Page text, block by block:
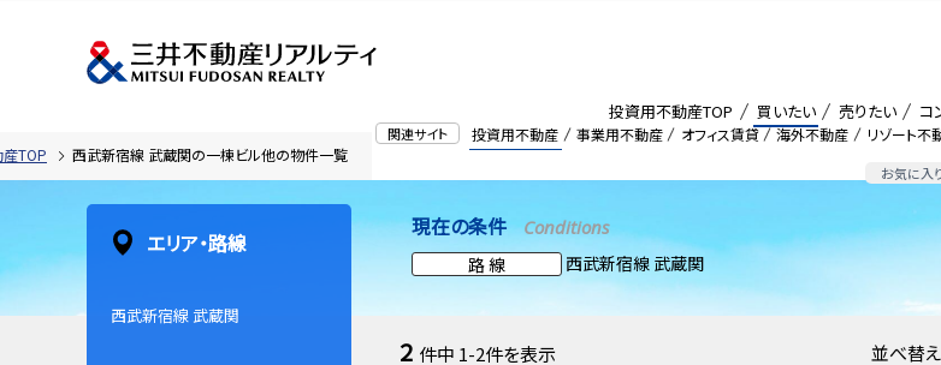
関連サイト 投資用不動産 事業用不動産 オフィス賃貸 海外不動産 リゾート不
お気に入
投資用不動産TOP 買いたい 売りたい コ
TOP 西武新宿線 武蔵関の一棟ビル他の物件一覧
現在の条件 Conditions
路 線
西武新宿線 武蔵関
2 件中 1-2件を表示 並べ替え
エリア・路線
西武新宿線 武蔵関